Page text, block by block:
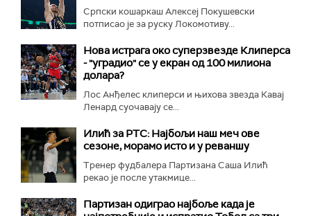
Српски кошаркаш Алексеј Покушевски
потписао је за руску Локомотиву...
Нова истрага око суперзвезде Клиперса
- "уградио" се у екран од 100 милиона
долара?
Лос Анђелес клиперси и њихова звезда Кавај
Ленард суочавају се...
Илић за РТС: Најбољи наш меч ове
сезоне, морамо исто и у реваншу
Тренер фудбалера Партизана Саша Илић
рекао је после утакмице...
Партизан одиграо најбоље када је